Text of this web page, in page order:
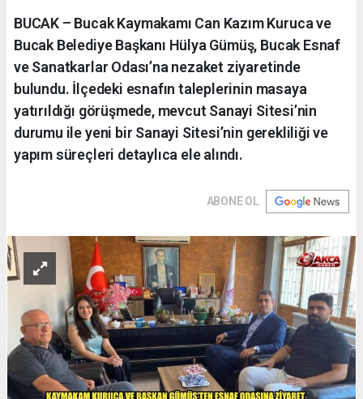
BUCAK – Bucak Kaymakamı Can Kazım Kuruca ve
Bucak Belediye Başkanı Hülya Gümüş, Bucak Esnaf
ve Sanatkarlar Odası’na nezaket ziyaretinde
bulundu. İlçedeki esnafın taleplerinin masaya
yatırıldığı görüşmede, mevcut Sanayi Sitesi’nin
durumu ile yeni bir Sanayi Sitesi’nin gerekliliği ve
yapım süreçleri detaylıca ele alındı.
ABONE OL